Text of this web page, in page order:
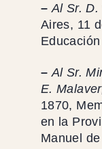
–Al Sr.
Aires, 11
–Al Sr.
E.
1870,
en la
Manuel